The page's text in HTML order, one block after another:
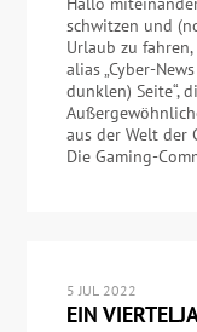
schwitzen und
Urlaub zu
alias „Cyber-
dunklen) Seite“,
aus der Welt der
Die Gaming-
5 JUL 2022
EIN